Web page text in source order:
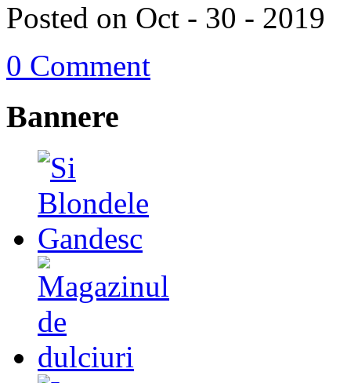
Posted on Oct - 30 - 2019
0 Comment
Bannere